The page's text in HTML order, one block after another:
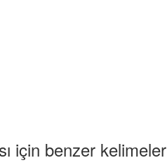
için benzer kelimeler